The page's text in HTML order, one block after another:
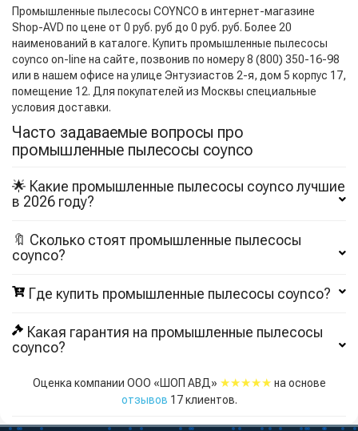
Промышленные пылесосы COYNCO в интернет-магазине
Shop-AVD по цене от 0 руб. руб до 0 руб. руб. Более 20
наименований в каталоге. Купить промышленные пылесосы
coynco on-line на сайте, позвонив по номеру 8 (800) 350-16-98
или в нашем офисе на улице Энтузиастов 2-я, дом 5 корпус 17,
помещение 12. Для покупателей из Москвы специальные
условия доставки.
Часто задаваемые вопросы про
промышленные пылесосы coynco
🌟 Какие промышленные пылесосы coynco лучшие
в 2026 году?
🔖 Сколько стоят промышленные пылесосы
coynco?
Где купить промышленные пылесосы coynco?
Какая гарантия на промышленные пылесосы
coynco?
Оценка компании ООО «ШОП АВД» ★★★★★ на основе
отзывов 17клиентов.